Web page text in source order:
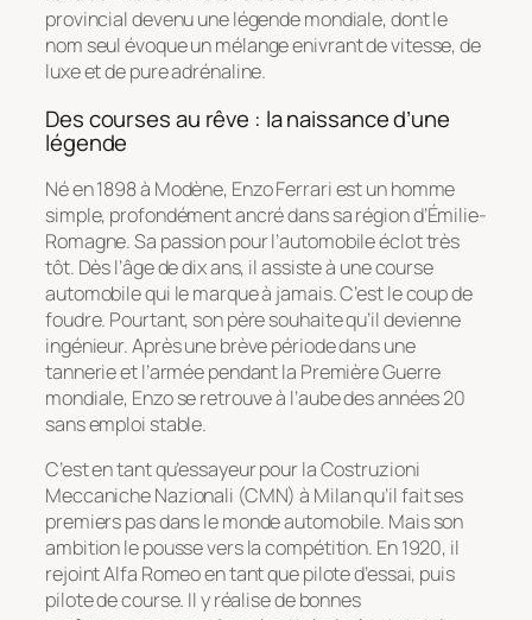
provincial devenu une légende mondiale, dont le
nom seul évoque un mélange enivrant de vitesse, de
luxe et de pure adrénaline.
Des courses au rêve : la naissance d’une
légende
Né en 1898 à Modène, Enzo Ferrari est un homme
simple, profondément ancré dans sa région d’Émilie-
Romagne. Sa passion pour l’automobile éclot très
tôt. Dès l’âge de dix ans, il assiste à une course
automobile qui le marque à jamais. C’est le coup de
foudre. Pourtant, son père souhaite qu’il devienne
ingénieur. Après une brève période dans une
tannerie et l’armée pendant la Première Guerre
mondiale, Enzo se retrouve à l’aube des années 20
sans emploi stable.
C’est en tant qu’essayeur pour la Costruzioni
Meccaniche Nazionali (CMN) à Milan qu’il fait ses
premiers pas dans le monde automobile. Mais son
ambition le pousse vers la compétition. En 1920, il
rejoint Alfa Romeo en tant que pilote d’essai, puis
pilote de course. Il y réalise de bonnes